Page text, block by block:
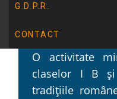
G.D.P.R.
CONTACT
O activitate
claselor I B
tradițiile